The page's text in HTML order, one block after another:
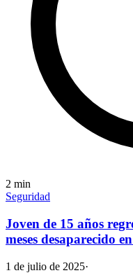
2 min
Seguridad
Joven de 15 años
meses desaparecido
1 de julio de 2025·